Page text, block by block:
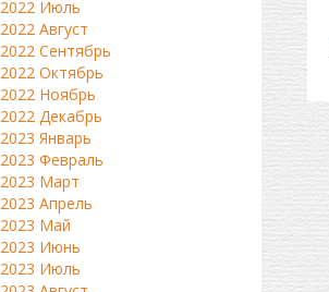
2022 Июль
2022 Август
2022 Сентябрь
2022 Октябрь
2022 Ноябрь
2022 Декабрь
2023 Январь
2023 Февраль
2023 Март
2023 Апрель
2023 Май
2023 Июнь
2023 Июль